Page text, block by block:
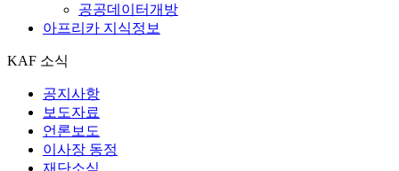
공공데이터개방
아프리카 지식정보
KAF 소식
공지사항
보도자료
언론보도
이사장 동정
재단소식